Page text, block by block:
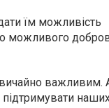
їм можливість
можливого
важливим.